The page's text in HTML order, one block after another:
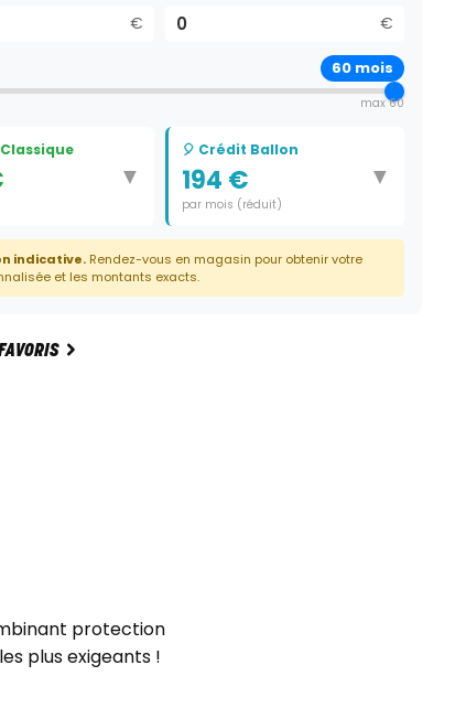
€ €
60 mois
max 60
▼
60 mois
🎈 Crédit Ballon
194 €
par mois (réduit)
▼
Durée:
59 mois
Dernier paiement:
4 690 €
indicative. Rendez-vous en magasin pour obtenir votre
et les montants exacts.
protection
plus exigeants !